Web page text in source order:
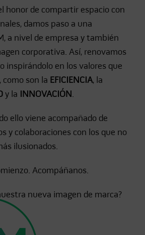
honor de compartir espacio con
damos paso a una
a nivel de empresa y también
corporativa. Así, renovamos
inspirándolo en los valores que
como son la EFICIENCIA, la
y la INNOVACIÓN .
ello viene acompañado de
y colaboraciones con los que no
ilusionados.⁣
Acompáñanos.⁣
nueva imagen de marca?